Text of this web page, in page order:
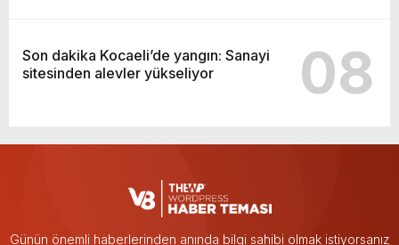
Son dakika Kocaeli’de yangın: Sanayi
sitesinden alevler yükseliyor
08
Günün önemli haberlerinden anında bilgi sahibi olmak istiyorsanız